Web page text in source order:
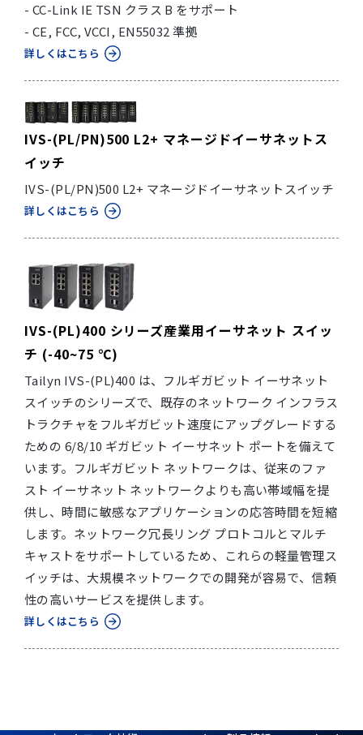
- CC-Link IE TSN クラス B をサポート
- CE, FCC, VCCI, EN55032 準拠
詳しくはこちら
IVS-(PL/PN)500 L2+ マネージドイーサネットス
イッチ
IVS-(PL/PN)500 L2+ マネージドイーサネットスイッチ
詳しくはこちら
IVS-(PL)400 シリーズ産業用イーサネット スイッ
チ (-40~75 ℃)
Tailyn IVS-(PL)400 は、フルギガビット イーサネット
スイッチのシリーズで、既存のネットワーク インフラス
トラクチャをフルギガビット速度にアップグレードする
ための 6/8/10 ギガビット イーサネット ポートを備えて
います。フルギガビット ネットワークは、従来のファ
スト イーサネット ネットワークよりも高い帯域幅を提
供し、時間に敏感なアプリケーションの応答時間を短縮
します。ネットワーク冗長リング プロトコルとマルチ
キャストをサポートしているため、これらの軽量管理ス
イッチは、大規模ネットワークでの開発が容易で、信頼
性の高いサービスを提供します。
詳しくはこちら